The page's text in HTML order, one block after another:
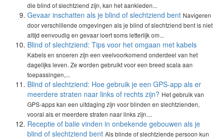
die blind of slechtziend zijn, kan het aankleden...
Gevaar inschatten als je blind of slechtziend bent Navigeren
door verschillende omgevingen als je blind of slechtziend bent is niet
altijd eenvoudig en gevaar loert soms letterlijk om...
Blind of slechtziend: Tips voor het omgaan met kabels
Kabels en snoeren zijn een veelvoorkomend onderdeel van het
dagelijks leven. Ze worden gebruikt voor een breed scala aan
toepassingen,...
Blind of slechtziend: Hoe gebruik je een GPS-app als er
meerdere straten naar links of rechts zijn? Het gebruik van
GPS-apps kan een uitdaging zijn voor blinden en slechtzienden,
vooral als er meerdere straten naar links zijn....
Receptie of balie vinden in onbekende gebouwen als je
blind of slechtziend bent Als blinde of slechtziende persoon kun